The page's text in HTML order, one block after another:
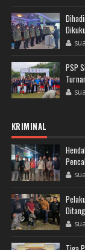
PSP
KRIMINAL